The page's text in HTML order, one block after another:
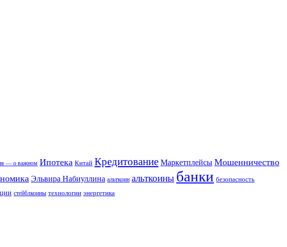
— о важном Ипотека Китай Кредитование Маркетплейсы Мошенничество
Эльвира Набиуллина альткоин альткоины банки безопасность
стейблкоины технологии энергетика